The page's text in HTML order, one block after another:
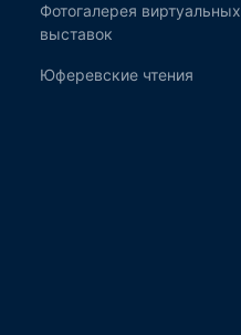
Фотогалерея виртуальных
выставок
Юферевские чтения